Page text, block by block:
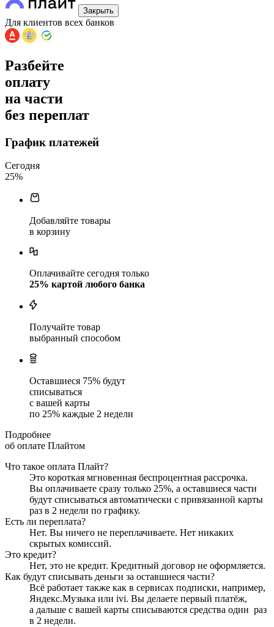
Закрыть
Для клиентов всех банков
Разбейте
оплату
на части
без переплат
График платежей
Сегодня
25%
Добавляйте товары
в корзину
Оплачивайте сегодня только
25% картой любого банка
Получайте товар
выбранный способом
Оставшиеся 75% будут
списываться
с вашей карты
по 25% каждые 2 недели
Подробнее
об оплате Плайтом
Что такое оплата Плайт?
Это короткая мгновенная беспроцентная рассрочка.
Вы оплачиваете сразу только 25%, а оставшиеся части
будут списываться автоматически с привязанной карты
раз в 2 недели по графику.
Есть ли переплата?
Нет. Вы ничего не переплачиваете. Нет никаких
скрытых комиссий.
Это кредит?
Нет, это не кредит. Кредитный договор не оформляется.
Как будут списывать деньги за оставшиеся части?
Всё работает также как в сервисах подписки, например,
Яндекс.Музыка или ivi. Вы делаете первый платёж,
а дальше с вашей карты списываются средства один раз
в 2 недели.